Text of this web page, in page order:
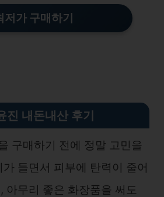
저가 구매하기
진 내돈내산 후기
구매하기 전에 정말 고민을
들면서 피부에 탄력이 줄어
아무리 좋은 화장품을 써도